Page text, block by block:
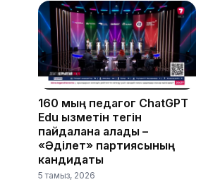
160 мың педагог ChatGPT
Edu қызметін тегін
пайдалана алады –
«Әділет» партиясының
кандидаты
5 тамыз, 2026